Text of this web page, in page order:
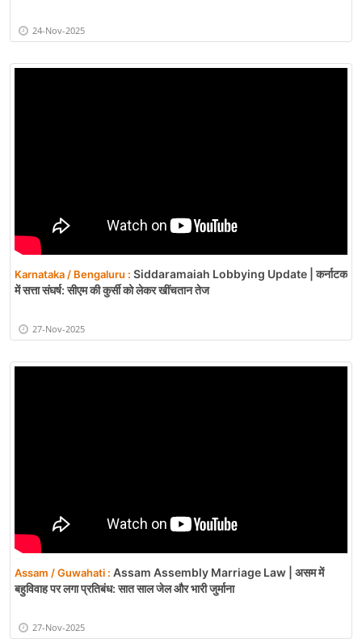
24-Nov-2025
Karnataka / Bengaluru : Siddaramaiah Lobbying Update | कर्नाटक
में सत्ता संघर्ष: सीएम की कुर्सी को लेकर खींचतान तेज
27-Nov-2025
Assam / Guwahati : Assam Assembly Marriage Law | असम में
बहुविवाह पर लगा प्रतिबंध: सात साल जेल और भारी जुर्माना
27-Nov-2025